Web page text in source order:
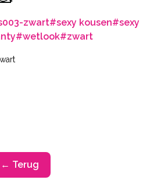
zwart#sexy kousen#sexy
#wetlook#zwart
← Terug